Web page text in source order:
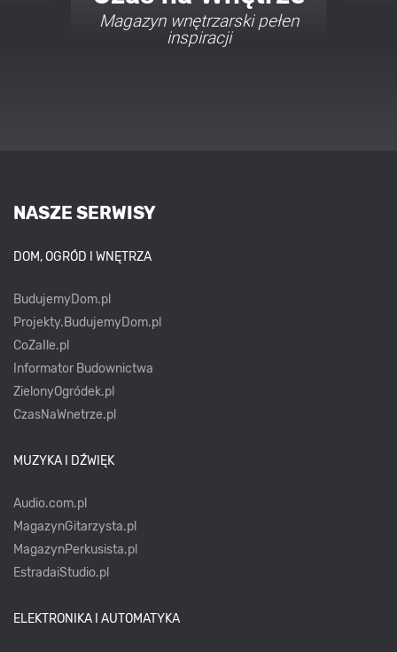
Porady i inspiracje w
najmodniejszych stylach
NASZE SERWISY
DOM, OGRÓD I WNĘTRZA
BudujemyDom.pl
Projekty.BudujemyDom.pl
CoZaIle.pl
Informator Budownictwa
ZielonyOgródek.pl
CzasNaWnetrze.pl
MUZYKA I DŹWIĘK
Audio.com.pl
MagazynGitarzysta.pl
MagazynPerkusista.pl
EstradaiStudio.pl
ELEKTRONIKA I AUTOMATYKA